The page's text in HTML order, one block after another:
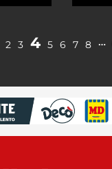
2 3 4 5 6 7 8 …